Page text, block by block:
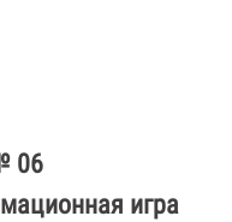
06
игра